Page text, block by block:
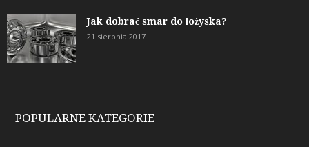
Jak dobrać smar do łożyska?
21 sierpnia 2017
POPULARNE KATEGORIE